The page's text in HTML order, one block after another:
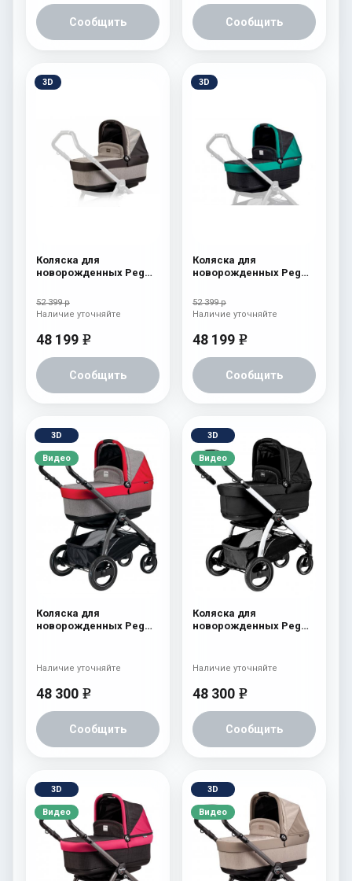
Сообщить Сообщить
3D
Коляска для
новорожденных Peg
Pop-Up) Atmosphere
52 399 р
48 199 e
Сообщить
Наличие уточняйте
3D
Коляска для
новорожденных Peg
Pop-Up) Aquamarine
52 399 р
48 199 e
Сообщить
Наличие уточняйте
3D
Видео
Коляска для
новорожденных Peg
48 300 e
Сообщить
Наличие уточняйте
3D
Видео
Коляска для
новорожденных Peg
48 300 e
Сообщить
Наличие уточняйте
3D
Видео
3D
Видео